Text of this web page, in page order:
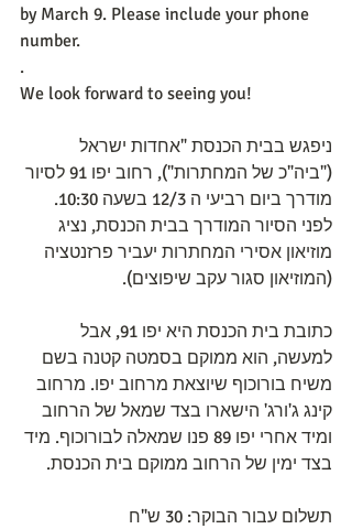
by March 9. Please include your phone
number.
.
We look forward to seeing you!
ניפגש בבית הכנסת "אחדות ישראל
("ביה"כ של המחתרות"), רחוב יפו 91 לסיור
מודרך ביום רביעי ה 12/3 בשעה 10:30.
לפני הסיור המודרך בבית הכנסת, נציג
מוזיאון אסירי המחתרות יעביר פרזנטציה
(המוזיאון סגור עקב שיפוצים).
כתובת בית הכנסת היא יפו 91, אבל
למעשה, הוא ממוקם בסמטה קטנה בשם
משיח בורוכוף שיוצאת מרחוב יפו. מרחוב
קינג ג'ורג' הישארו בצד שמאל של הרחוב
ומיד אחרי יפו 89 פנו שמאלה לבורוכוף. מיד
בצד ימין של הרחוב ממוקם בית הכנסת.
תשלום עבור הבוקר: 30 ש"ח